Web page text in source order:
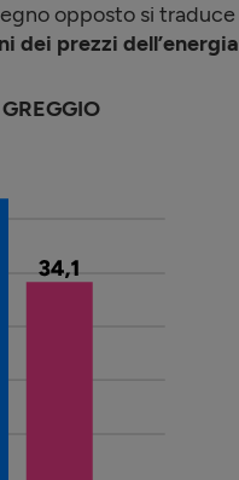
opposto si traduce
dei prezzi dell’energia